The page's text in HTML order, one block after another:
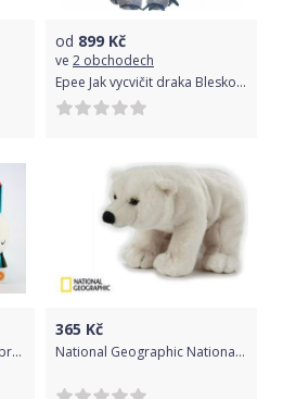
od 899 Kč
ve 2 obchodech
Epee Jak vycvičit draka Bleskoběska 60 cm plyš
Fisher Price plyšový hrošík projektor na zeď CGN86
365 Kč
National Geographic National Geographic plyšák Lední medvěd 25 cm